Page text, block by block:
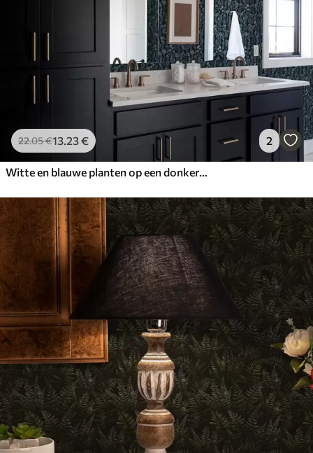
22.05€13.23€ 2
Witte en blauwe planten op een donkere achtergrond